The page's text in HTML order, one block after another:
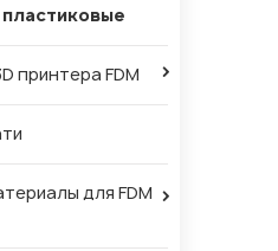
принтера FDM
для FDM